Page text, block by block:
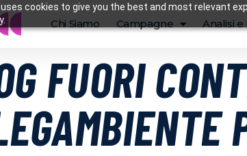
cookies to give you the best and most relevant
Chi Siamo Campagne Analisi
FUORI